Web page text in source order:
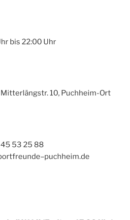
bis 22:00 Uhr
10, Puchheim-Ort
45 53 25 88
–puchheim.de